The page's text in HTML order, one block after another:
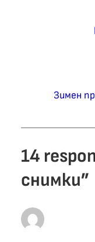
Зимен
14
снимки”